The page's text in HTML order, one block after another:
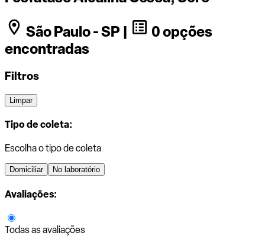
São Paulo - SP |
0 opções
encontradas
Filtros
Limpar
Tipo de coleta:
Escolha o tipo de coleta
Domiciliar No laboratório
Avaliações:
Todas as avaliações